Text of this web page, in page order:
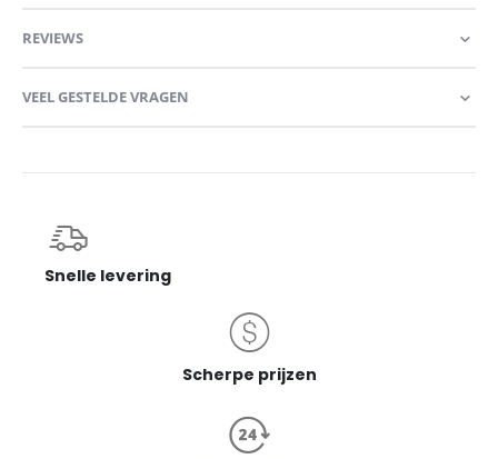
REVIEWS
VEEL GESTELDE VRAGEN
Snelle levering
Scherpe prijzen